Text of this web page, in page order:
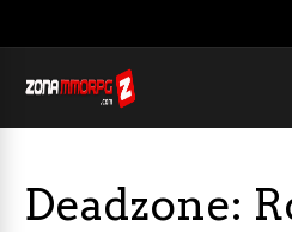
Deadzone: